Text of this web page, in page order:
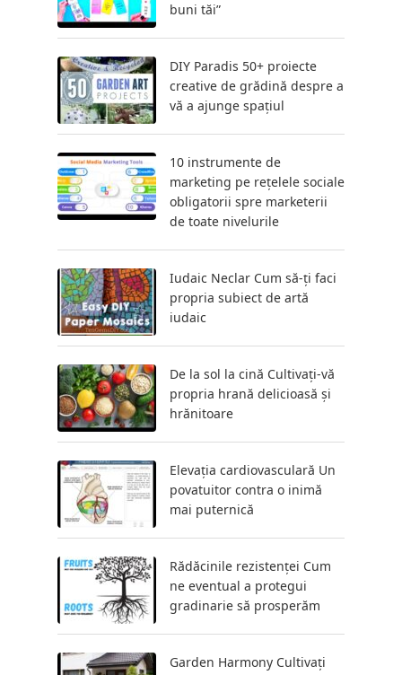
buni tăi”
DIY Paradis 50+ proiecte
creative de grădină despre a
vă a ajunge spațiul
10 instrumente de
marketing pe rețelele sociale
obligatorii spre marketerii
de toate nivelurile
Iudaic Neclar Cum să-ți faci
propria subiect de artă
iudaic
De la sol la cină Cultivați-vă
propria hrană delicioasă și
hrănitoare
Elevația cardiovasculară Un
povatuitor contra o inimă
mai puternică
Rădăcinile rezistenței Cum
ne eventual a protegui
gradinarie să prosperăm
Garden Harmony Cultivați